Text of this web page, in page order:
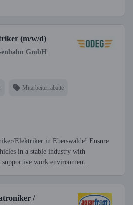
(m/w/d)
GmbH
Mitarbeiterrabatte
Elektriker in Eberswalde! Ensure
in a stable industry with
supportive work environment.
/